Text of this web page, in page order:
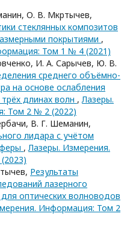
О. В. Мкртычев,
стеклянных композитов
покрытиями ,
Том 1 № 4 (2021)
И. А. Сарычев, Ю. В.
среднего объёмно-
на основе ослабления
длинах волн ,Лазеры.
Том 2 № 2 (2022)
В. Г. Шеманин,
лидара с учётом
,Лазеры. Измерения.
Результаты
лазерного
оптических волноводов
Информация: Том 2